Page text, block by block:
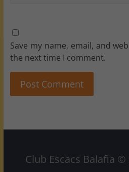
Save my name, email, and
the next time I comment.
Club Escacs Balafia ©